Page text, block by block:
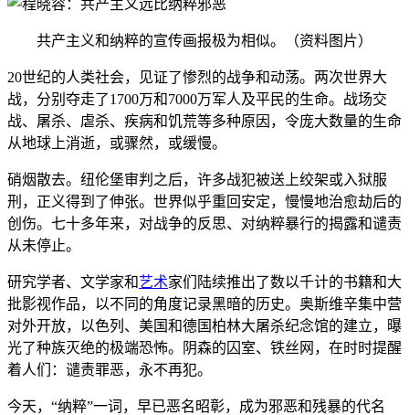
共产主义和纳粹的宣传画报极为相似。（资料图片）
20世纪的人类社会，见证了惨烈的战争和动荡。两次世界大
战，分别夺走了1700万和7000万军人及平民的生命。战场交
战、屠杀、虐杀、疾病和饥荒等多种原因，令庞大数量的生命
从地球上消逝，或骤然，或缓慢。
硝烟散去。纽伦堡审判之后，许多战犯被送上绞架或入狱服
刑，正义得到了伸张。世界似乎重回安定，慢慢地治愈劫后的
创伤。七十多年来，对战争的反思、对纳粹暴行的揭露和谴责
从未停止。
研究学者、文学家和艺术家们陆续推出了数以千计的书籍和大
批影视作品，以不同的角度记录黑暗的历史。奥斯维辛集中营
对外开放，以色列、美国和德国柏林大屠杀纪念馆的建立，曝
光了种族灭绝的极端恐怖。阴森的囚室、铁丝网，在时时提醒
着人们：谴责罪恶，永不再犯。
今天，“纳粹”一词，早已恶名昭彰，成为邪恶和残暴的代名